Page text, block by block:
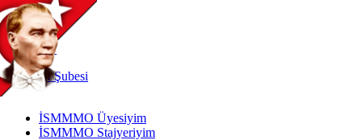
TR
|
EN
İnternetŞubesi
İSMMMO Üyesiyim
İSMMMO Stajyeriyim